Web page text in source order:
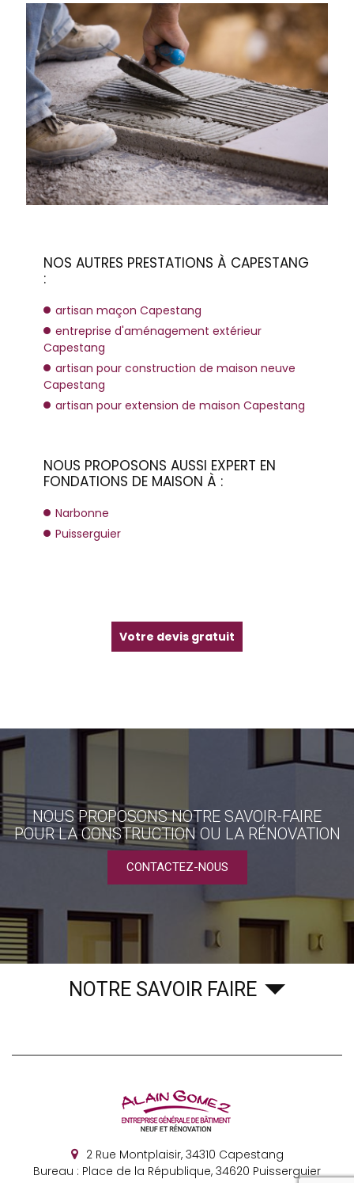
NOS AUTRES PRESTATIONS À CAPESTANG
:
artisan maçon Capestang
entreprise d'aménagement extérieur
Capestang
artisan pour construction de maison neuve
Capestang
artisan pour extension de maison Capestang
NOUS PROPOSONS AUSSI EXPERT EN
FONDATIONS DE MAISON À :
Narbonne
Puisserguier
Votre devis gratuit
NOUS PROPOSONS NOTRE SAVOIR-FAIRE
POUR LA CONSTRUCTION OU LA RÉNOVATION
CONTACTEZ-NOUS
NOTRE SAVOIR FAIRE
2 Rue Montplaisir, 34310 Capestang
Bureau : Place de la République, 34620 Puisserguier